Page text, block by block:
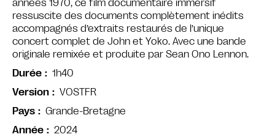
années 1970, ce film documentaire immersif
ressuscite des documents complètement inédits
accompagnés d’extraits restaurés de l’unique
concert complet de John et Yoko. Avec une bande
originale remixée et produite par Sean Ono Lennon.
Durée
1h40
Version
VOSTFR
Pays
Grande-Bretagne
Année
2024